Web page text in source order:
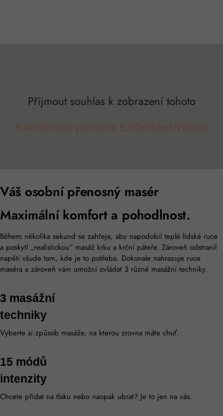
Přijmout souhlas k zobrazení tohoto
Klikněte pro povolení Embedded Videos
Váš osobní přenosný masér
Maximální komfort a pohodlnost.
Během několika sekund se zahřeje, aby napodobil teplé lidské ruce
a poskytl „realistickou“ masáž krku a krční páteře. Zároveň odstranil
napětí všude tam, kde je to potřeba. Dokonale nahrazuje ruce
maséra a zároveň vám umožní ovládat 3 různé masážní techniky.
3 masážní
techniky
Vyberte si způsob masáže, na kterou zrovna máte chuť.
15 módů
intenzity
Chcete přidat na tlaku nebo naopak ubrat? Je to jen na vás.